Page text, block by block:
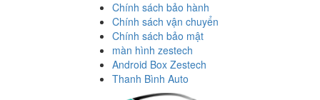
Chính sách bảo hành
Chính sách vận chuyển
Chính sách bảo mật
màn hình zestech
Android Box Zestech
Thanh Bình Auto